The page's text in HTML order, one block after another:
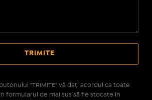
"TRIMITE" vă daţi acordul ca toate
formularul de mai sus să fie stocate în